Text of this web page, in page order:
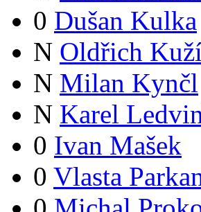
0 Dušan Kulka
N Oldřich
N Milan Kynčl
N Karel
0 Ivan Mašek
0 Vlasta